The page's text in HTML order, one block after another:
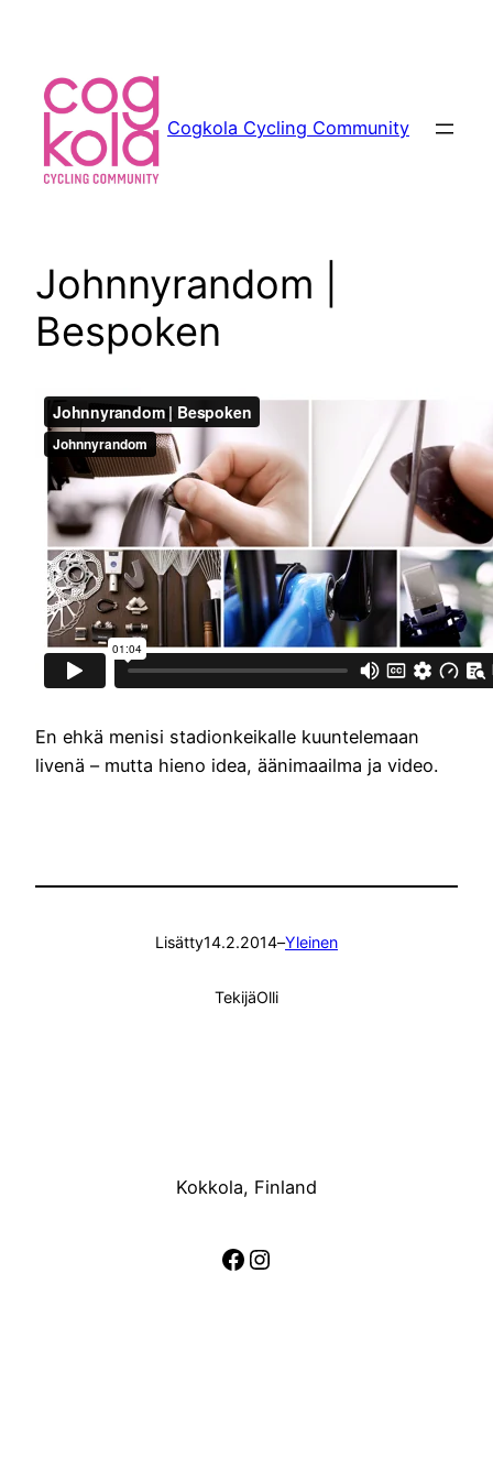
Cogkola Cycling Community
Johnnyrandom |
Bespoken
En ehkä menisi stadionkeikalle kuuntelemaan
livenä – mutta hieno idea, äänimaailma ja video.
Lisätty14.2.2014–Yleinen
TekijäOlli
Kokkola, Finland
Facebook
Instagram